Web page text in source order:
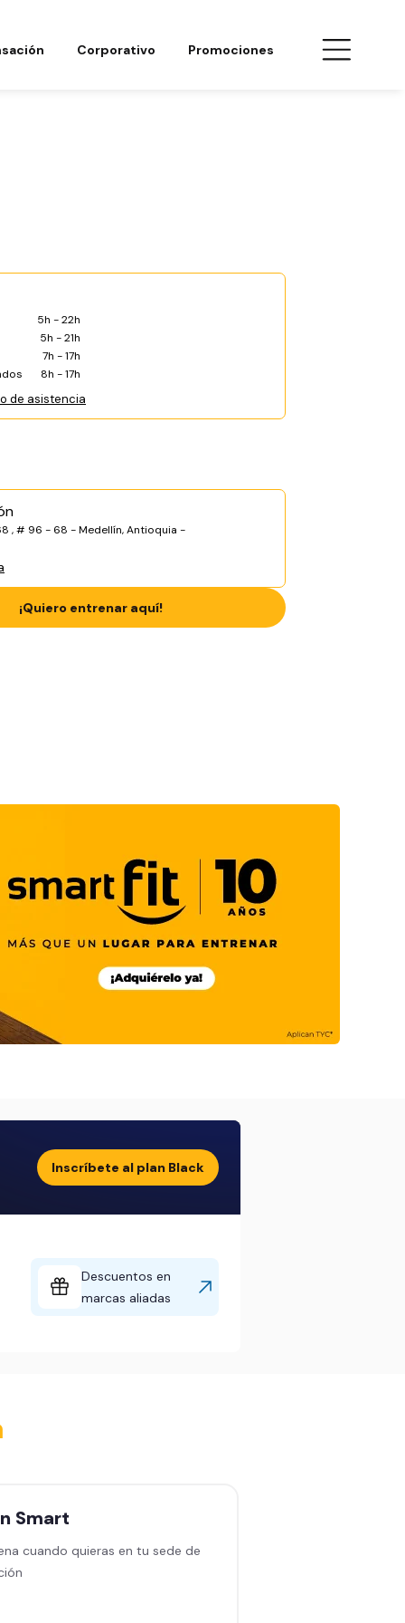
Corporativo Promociones
5h - 22h
5h - 21h
7h - 17h
8h - 17h
de asistencia
, # 96 - 68 - Medellín, Antioquia -
¡Quiero entrenar aquí!
Inscríbete al plan Black
Descuentos en
marcas aliadas
Smart
cuando quieras en tu sede de